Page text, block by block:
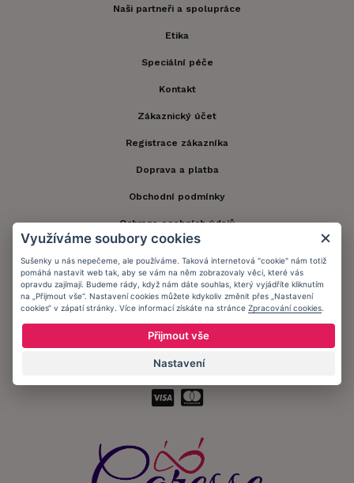
Naši partneři a spolupráce
Etika
Speciální péče
Kontakt
Zákaznický účet
Registrace zákazníka
Doprava a platba
Obchodní podmínky
Ochrana osobních údajů
Zůstaňte s námi v kontaktu.
Přijímáme platby:
Využíváme soubory cookies
Sušenky u nás nepečeme, ale používáme. Taková internetová "cookie" nám totiž
pomáhá nastavit web tak, aby se vám na něm zobrazovaly věci, které vás
opravdu zajímají. Budeme rády, když nám dáte souhlas, který vyjádříte kliknutím
na „Přijmout vše“. Nastavení cookies můžete kdykoliv změnit přes „Nastavení
cookies“ v zápatí stránky. Více informací získáte na stránce Zpracování cookies
Přijmout vše
Nastavení